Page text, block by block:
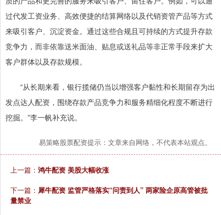
过代发工资业务、高效便捷的结算网络以及代销资管产品等方式
来吸引客户、沉淀资金。通过这些合规且可持续的方式提升存款
竞争力，而非依靠送米面油、贴息或送礼品等非正常手段来扩大
客户群体以及存款规模。
“从长期来看，银行揽储仍当以增强客户黏性和长期留存为出
发点达人配资，围绕存款产品竞争力和服务精细化程度不断进行
挖掘。”李一帆补充说。
易策略股票配资提示：文章来自网络，不代表本站观点。
上一篇： 鸿牛配资 美股大幅收涨
下一篇： 犀牛配资 监管严格落实“问责到人” 两家险企原高管被批
量禁业